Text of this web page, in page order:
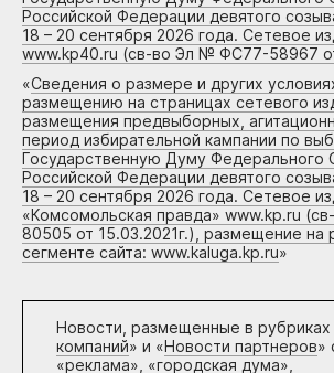
Российской Федерации девятого
18 – 20 сентября 2026 года. Сетевое
www.kp40.ru (св-во Эл № ФС77-58967
«Сведения о размере и других
размещению на страницах сетевого
размещения предвыборных,
период избирательной кампании по
Государственную Думу Федерального
Российской Федерации девятого
18 – 20 сентября 2026 года. Сетевое
«Комсомольская правда» www.kp.ru
80505 от 15.03.2021г.), размещение на
сегменте сайта: www.kaluga.kp.ru»
Новости, размещенные в рубриках
компаний» и «Новости партнеров»
«реклама», «городская дума»,